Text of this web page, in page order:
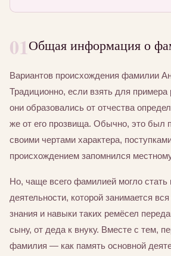
01Общая информация о
Вариантов происхождения фамилии
Традиционно, если взять для
они образовались от отчества
же от его прозвища. Обычно, это был
своими чертами характера,
происхождением запомнился
Но, чаще всего фамилией могло стать
деятельности, которой занимается
знания и навыки таких ремёсел
сыну, от деда к внуку. Вместе с тем,
фамилия — как память основной